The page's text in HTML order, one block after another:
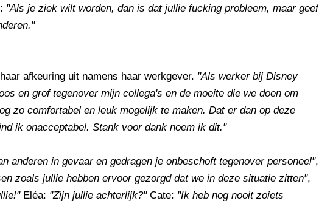
"Als je ziek wilt worden, dan is dat jullie fucking probleem, maar geef
afkeuring uit namens haar werkgever. "Als werker bij Disney
en grof tegenover mijn collega's en de moeite die we doen om
zo comfortabel en leuk mogelijk te maken. Dat er dan op deze
ik onacceptabel. Stank voor dank noem ik dit."
anderen in gevaar en gedragen je onbeschoft tegenover personeel",
zoals jullie hebben ervoor gezorgd dat we in deze situatie zitten",
Eléa: "Zijn jullie achterlijk?"Cate: "Ik heb nog nooit zoiets